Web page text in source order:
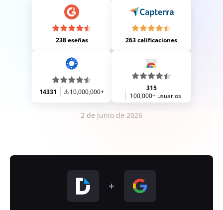
238 eseñas 263 calificaciones
14331 10,000,000+
315
100,000+ usuarios
2 de junio de 2026